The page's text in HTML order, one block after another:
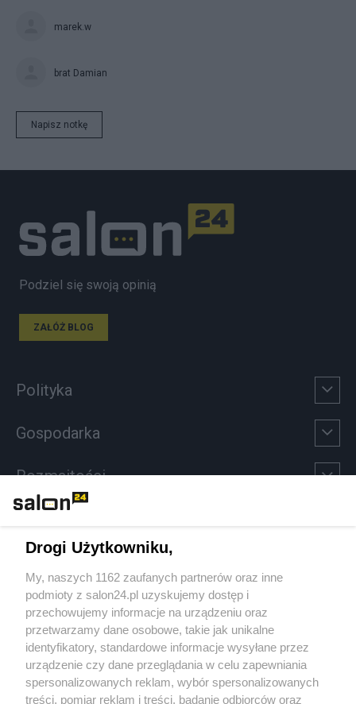
marek.w
brat Damian
Napisz notkę
Podziel się swoją opinią
ZAŁÓŻ BLOG
Polityka
Gospodarka
Rozmaitości
Sport
Społeczeństwo
Kultura
Drogi Użytkowniku,
My, naszych 1162 zaufanych partnerów oraz inne
podmioty z salon24.pl uzyskujemy dostęp i
przechowujemy informacje na urządzeniu oraz
przetwarzamy dane osobowe, takie jak unikalne
identyfikatory, standardowe informacje wysyłane przez
urządzenie czy dane przeglądania w celu zapewniania
spersonalizowanych reklam, wybór spersonalizowanych
treści, pomiar reklam i treści, badanie odbiorców oraz